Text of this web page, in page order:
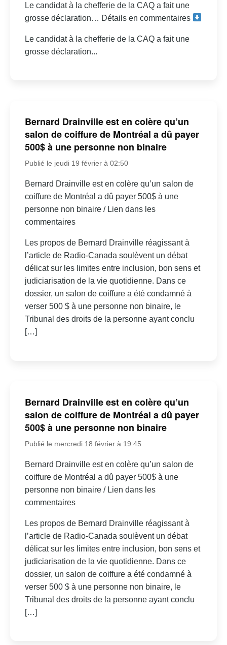
Le candidat à la chefferie de la CAQ a fait une
grosse déclaration… Détails en commentaires
Le candidat à la chefferie de la CAQ a fait une
grosse déclaration...
Bernard Drainville est en colère qu’un
salon de coiffure de Montréal a dû payer
500$ à une personne non binaire
Publié le jeudi 19 février à 02:50
Bernard Drainville est en colère qu’un salon de
coiffure de Montréal a dû payer 500$ à une
personne non binaire / Lien dans les
commentaires
Les propos de Bernard Drainville réagissant à
l’article de Radio-Canada soulèvent un débat
délicat sur les limites entre inclusion, bon sens et
judiciarisation de la vie quotidienne. Dans ce
dossier, un salon de coiffure a été condamné à
verser 500 $ à une personne non binaire, le
Tribunal des droits de la personne ayant conclu
[…]
Bernard Drainville est en colère qu’un
salon de coiffure de Montréal a dû payer
500$ à une personne non binaire
Publié le mercredi 18 février à 19:45
Bernard Drainville est en colère qu’un salon de
coiffure de Montréal a dû payer 500$ à une
personne non binaire / Lien dans les
commentaires
Les propos de Bernard Drainville réagissant à
l’article de Radio-Canada soulèvent un débat
délicat sur les limites entre inclusion, bon sens et
judiciarisation de la vie quotidienne. Dans ce
dossier, un salon de coiffure a été condamné à
verser 500 $ à une personne non binaire, le
Tribunal des droits de la personne ayant conclu
[…]